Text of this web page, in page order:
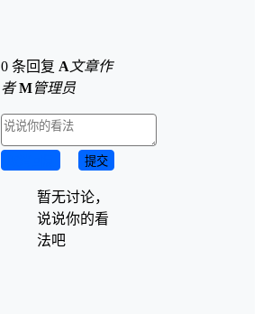
0 条回复 A 文章作
者 M管理员
提交
暂无讨论，
说说你的看
法吧